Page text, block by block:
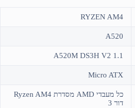
RYZEN AM4
A520
A520M DS3H V2 1.1
Micro ATX
כל מעבדי AMD מסדרת Ryzen AM4
דור 3